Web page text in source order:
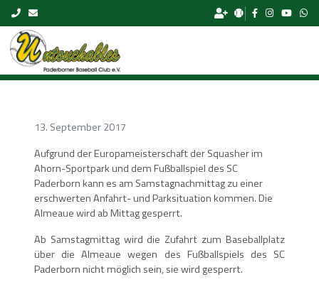
Skip to content
13. September 2017
Aufgrund der Europameisterschaft der Squasher im
Ahorn-Sportpark und dem Fußballspiel des SC
Paderborn kann es am Samstagnachmittag zu einer
erschwerten Anfahrt- und Parksituation kommen. Die
Almeaue wird ab Mittag gesperrt.
Ab Samstagmittag wird die Zufahrt zum Baseballplatz
über die Almeaue wegen des Fußballspiels des SC
Paderborn nicht möglich sein, sie wird gesperrt.